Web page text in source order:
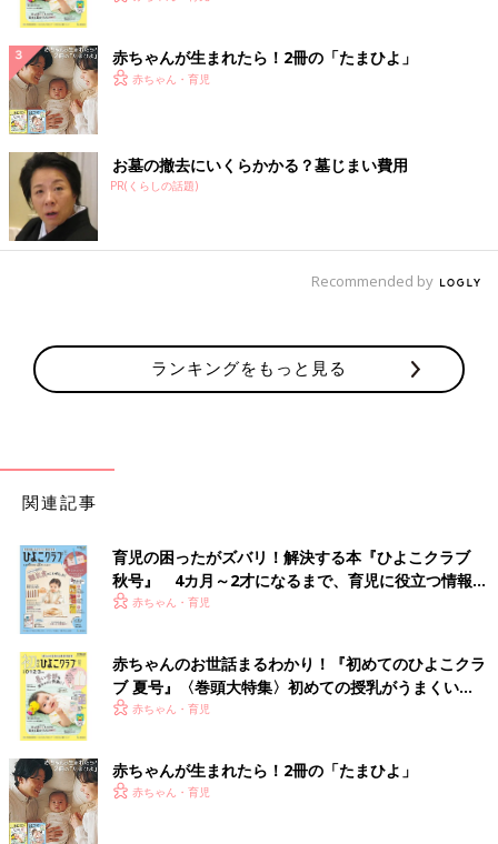
赤ちゃんが生まれたら！2冊の「たまひよ」
赤ちゃん・育児
お墓の撤去にいくらかかる？墓じまい費用
PR(くらしの話題)
Recommended by
ランキングをもっと見る
関連記事
育児の困ったがズバリ！解決する本『ひよこクラブ
秋号』 4カ月～2才になるまで、育児に役立つ情報が
いっぱい！
赤ちゃん・育児
赤ちゃんのお世話まるわかり！『初めてのひよこクラ
ブ 夏号』〈巻頭大特集〉初めての授乳がうまくい
く！ おっぱい・ミルクの基本と夏のトラブル 解決テ
赤ちゃん・育児
赤ちゃんが生まれたら！2冊の「たまひよ」
赤ちゃん・育児